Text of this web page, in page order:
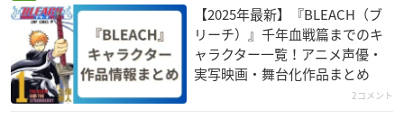
【2025年最新】『BLEACH（ブ
リーチ）』千年血戦篇までのキ
ャラクター一覧！アニメ声優・
実写映画・舞台化作品まとめ
2コメント